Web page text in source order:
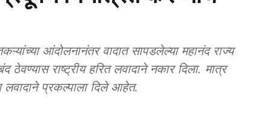
आंदोलनानंतर वादात सापडलेल्या महानंद राज्य
राष्ट्रीय हरित लवादाने नकार दिला. मात्र
प्रकल्पाला दिले आहेत.